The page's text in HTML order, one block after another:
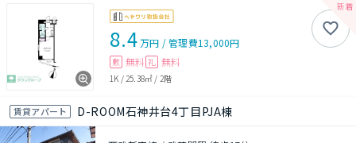
8.4万円 /管理費13,000円
敷 無料 礼 無料
1K /25.38㎡ / 2階
賃貸アパート D-ROOM石神井台4丁目PJA棟